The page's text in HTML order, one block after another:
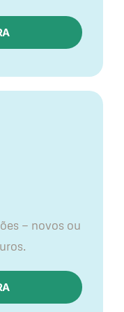
— novos ou